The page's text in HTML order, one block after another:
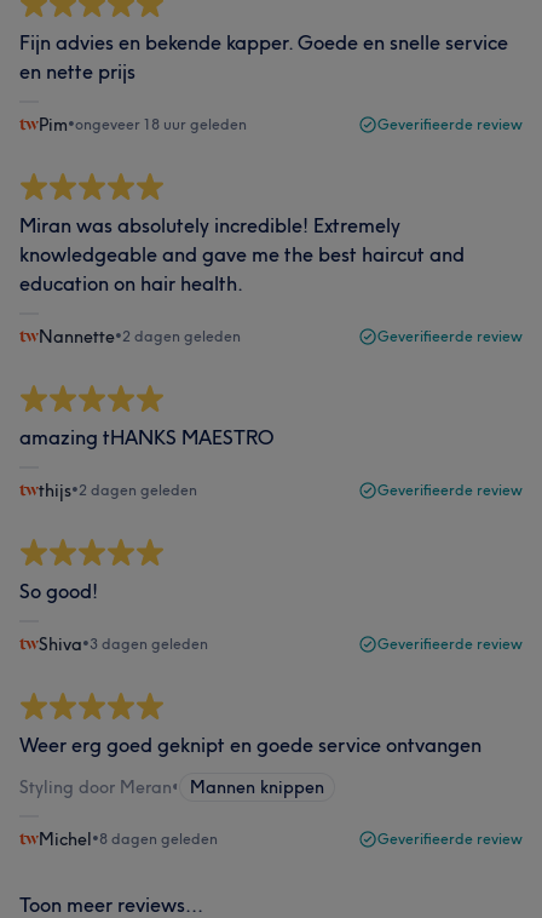
Fijn advies en bekende kapper. Goede en snelle service
en nette prijs
Pim•ongeveer 18 uur geleden Geverifieerde review
Miran was absolutely incredible! Extremely
knowledgeable and gave me the best haircut and
education on hair health.
Nannette•2 dagen geleden Geverifieerde review
amazing tHANKS MAESTRO
thijs•2 dagen geleden Geverifieerde review
So good!
Shiva•3 dagen geleden Geverifieerde review
Weer erg goed geknipt en goede service ontvangen
Styling door Meran• Mannen knippen
Michel•8 dagen geleden Geverifieerde review
Toon meer reviews...